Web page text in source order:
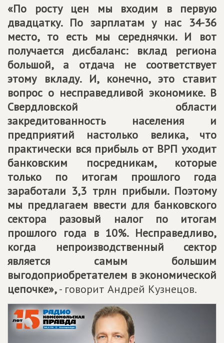
«По росту цен мы входим в первую
двадцатку. По зарплатам у нас 34-36
место, то есть мы середнячки. И вот
получается дисбаланс: вклад региона
большой, а отдача не соответствует
этому вкладу. И, конечно, это ставит
вопрос о несправедливой экономике. В
Свердловской области
закредитованность населения и
предприятий настолько велика, что
практически вся прибыль от ВРП уходит
банковским посредникам, которые
только по итогам прошлого года
заработали 3,3 трлн прибыли. Поэтому
мы предлагаем ввести для банковского
сектора разовый налог по итогам
прошлого года в 10%. Несправедливо,
когда непроизводственный сектор
является самым большим
выгодоприобретателем в экономической
цепочке»,- говорит Андрей Кузнецов.